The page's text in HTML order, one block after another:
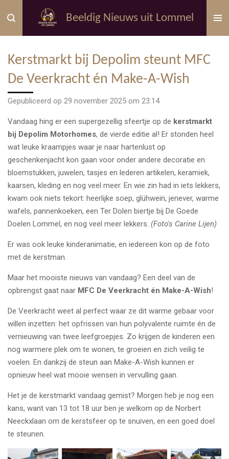
direct
naar
hoofdinhoud
Beeldig Nieuws uit Lommel
Kerstmarkt bij Depolim steunt MFC
De Veerkracht én Make-A-Wish
Gepubliceerd op 29 november 2025 om 23:14
Vandaag hing er een supergezellig sfeertje op de kerstmarkt
bij Depolim Motorhomes, de vierde editie al! Er stonden heel
wat leuke kraampjes waar je naar hartenlust op
geschenkenjacht kon gaan voor onder andere decoratie en
bloemstukken, juwelen, tasjes en lederen artikelen, keramiek,
kaarsen, kleding en nog veel meer. En wie zin had in iets lekkers,
kwam ook niets tekort: heerlijke soep, glühwein, jenever, warme
wafels, pannenkoeken, een Ter Dolen biertje bij De Goede
Doelen Lommel, en nog veel meer lekkers. (Foto's Carine Lijen)
Er was ook leuke kinderanimatie, en iedereen kon op de foto
met de kerstman.
Maar het mooiste nieuws van vandaag? Een deel van de
opbrengst gaat naar MFC De Veerkracht én Make-A-Wish!
De Veerkracht weet al perfect waar ze dit warme gebaar voor
willen inzetten: het opfrissen van hun polyvalente ruimte én de
vernieuwing van twee leefgroepjes. Zo krijgen de kinderen een
nog warmere plek om te wonen, te groeien en zich veilig te
voelen. En dankzij de steun aan Make-A-Wish kunnen er
opnieuw heel wat mooie wensen in vervulling gaan.
Het je de kerstmarkt vandaag gemist? Morgen heb je nog een
kans, want van 13 tot 18 uur ben je welkom op de Norbert
Neeckxlaan om de kerstsfeer op te snuiven, en een goed doel
te steunen.